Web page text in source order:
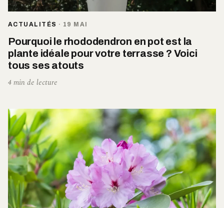
ACTUALITÉS · 19 MAI
Pourquoi le rhododendron en pot est la
plante idéale pour votre terrasse ? Voici
tous ses atouts
4 min de lecture